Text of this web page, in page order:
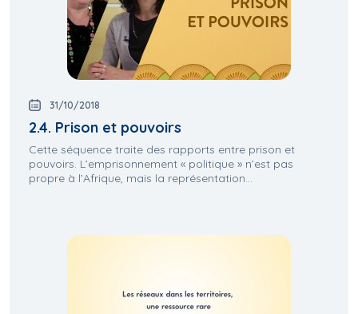
31/10/2018
2.4. Prison et pouvoirs
Cette séquence traite des rapports entre prison et
pouvoirs. L’emprisonnement « politique » n’est pas
propre à l’Afrique, mais la représentation...